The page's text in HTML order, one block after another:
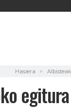
Hasiera Albisteak